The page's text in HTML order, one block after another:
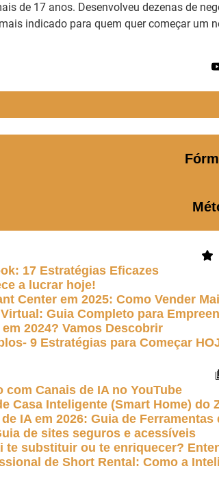
de 17 anos. Desenvolveu dezenas de
indicado para quem quer começar um
17 Estratégias Eficazes
a lucrar hoje!
Center em 2025: Como Vender
Guia Completo para
2024? Vamos Descobrir
9 Estratégias para Começar
Canais de IA no YouTube
Casa Inteligente (Smart Home) do
IA em 2026: Guia de
de sites seguros e acessíveis
te substituir ou te enriquecer?
de Short Rental: Como a